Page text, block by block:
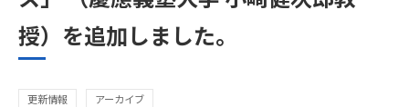
授）を追加しました。
更新情報 アーカイブ